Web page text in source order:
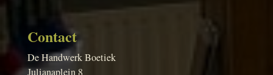
Contact
De Handwerk Boetiek
Julianaplein 8